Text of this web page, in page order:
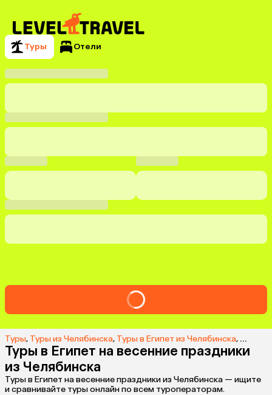
Туры Отели
Туры, Туры из Челябинска, Туры в Египет из Челябинска, Туры в
Туры в Египет на весенние праздники
из Челябинска
Туры в Египет на весенние праздники из Челябинска — ищите
и сравнивайте туры онлайн по всем туроператорам.